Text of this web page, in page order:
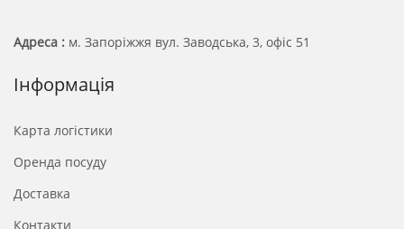
Адреса : м. Запоріжжя вул. Заводська, 3, офіс 51
Інформація
Карта логістики
Оренда посуду
Доставка
Контакти